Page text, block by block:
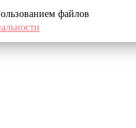
файлов